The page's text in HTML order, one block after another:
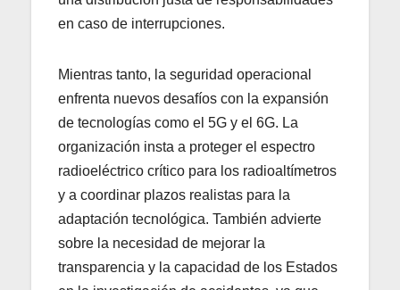
en caso de interrupciones.
Mientras tanto, la seguridad operacional
enfrenta nuevos desafíos con la expansión
de tecnologías como el 5G y el 6G. La
organización insta a proteger el espectro
radioeléctrico crítico para los radioaltímetros
y a coordinar plazos realistas para la
adaptación tecnológica. También advierte
sobre la necesidad de mejorar la
transparencia y la capacidad de los Estados